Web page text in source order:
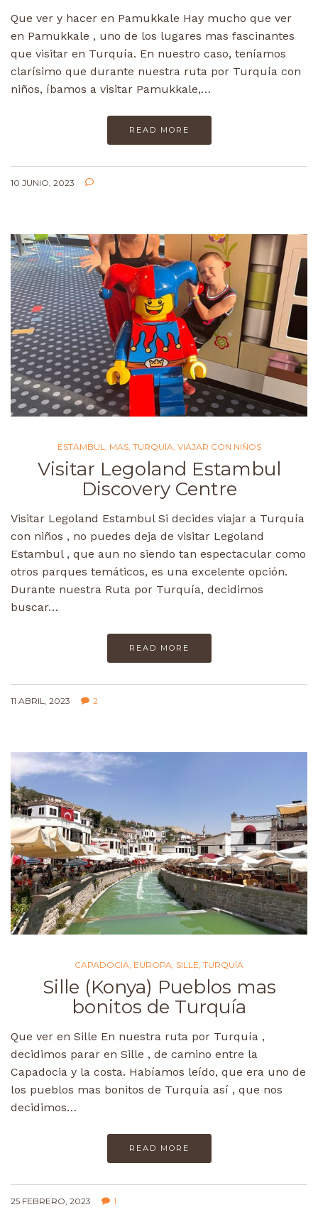
Que ver y hacer en Pamukkale Hay mucho que ver
en Pamukkale , uno de los lugares mas fascinantes
que visitar en Turquía. En nuestro caso, teníamos
clarísimo que durante nuestra ruta por Turquía con
niños, íbamos a visitar Pamukkale,…
READ MORE
10 JUNIO, 2023
ESTAMBUL, MAS, TURQUÍA, VIAJAR CON NIÑOS
Visitar Legoland Estambul
Discovery Centre
Visitar Legoland Estambul Si decides viajar a Turquía
con niños , no puedes deja de visitar Legoland
Estambul , que aun no siendo tan espectacular como
otros parques temáticos, es una excelente opción.
Durante nuestra Ruta por Turquía, decidimos
buscar…
READ MORE
11 ABRIL, 2023 2
CAPADOCIA EUROPA SILLE TURQUÍA
Sille (Konya) Pueblos mas
bonitos de Turquía
Que ver en Sille En nuestra ruta por Turquía ,
decidimos parar en Sille , de camino entre la
Capadocia y la costa. Habíamos leído, que era uno de
los pueblos mas bonitos de Turquía así , que nos
decidimos…
READ MORE
25 FEBRERO, 2023 1